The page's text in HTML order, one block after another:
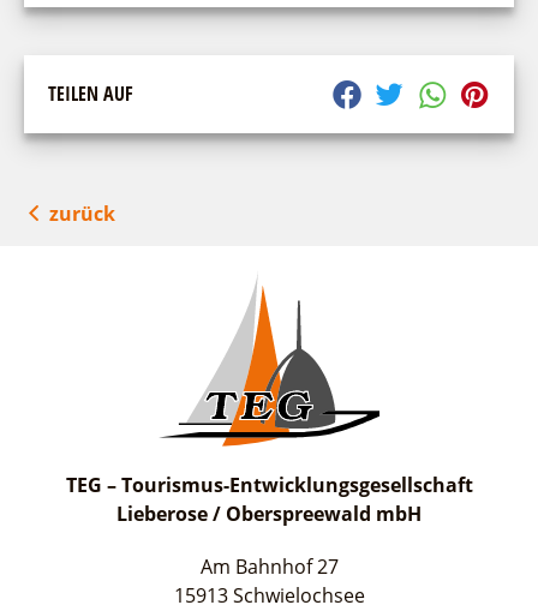
TEILEN AUF
zurück
TEG – Tourismus-Entwicklungsgesellschaft
Lieberose / Oberspreewald mbH
Am Bahnhof 27
15913 Schwielochsee